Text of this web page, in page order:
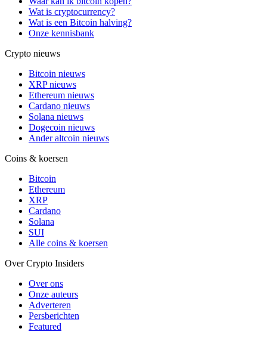
Wat is cryptocurrency?
Wat is een Bitcoin halving?
Onze kennisbank
Crypto nieuws
Bitcoin nieuws
XRP nieuws
Ethereum nieuws
Cardano nieuws
Solana nieuws
Dogecoin nieuws
Ander altcoin nieuws
Coins & koersen
Bitcoin
Ethereum
XRP
Cardano
Solana
SUI
Alle coins & koersen
Over Crypto Insiders
Over ons
Onze auteurs
Adverteren
Persberichten
Featured